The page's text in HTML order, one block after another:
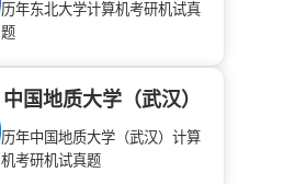
历年东北大学计算机考研机试真
题
中国地质大学（武汉）
历年中国地质大学（武汉）计算
机考研机试真题